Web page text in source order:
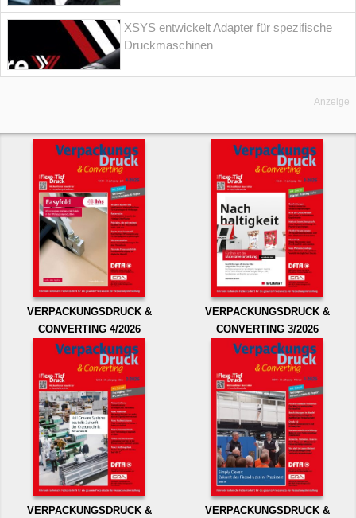
XSYS entwickelt Adapter für spezifische
Druckmaschinen
Anzeige
VERPACKUNGSDRUCK &
CONVERTING 4/2026
VERPACKUNGSDRUCK &
CONVERTING 3/2026
VERPACKUNGSDRUCK &
VERPACKUNGSDRUCK &